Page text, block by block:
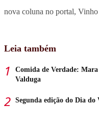
nova coluna no portal,
Leia também
Comida de Verdade:
Valduga
Segunda edição do Dia